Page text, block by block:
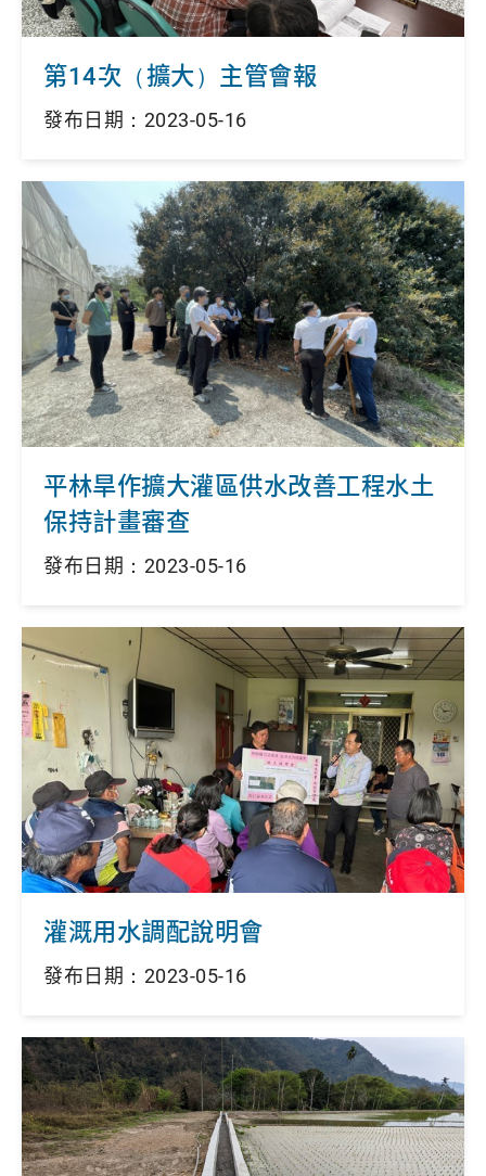
第14次（擴大）主管會報
發布日期：2023-05-16
平林旱作擴大灌區供水改善工程水土
保持計畫審查
發布日期：2023-05-16
灌溉用水調配說明會
發布日期：2023-05-16